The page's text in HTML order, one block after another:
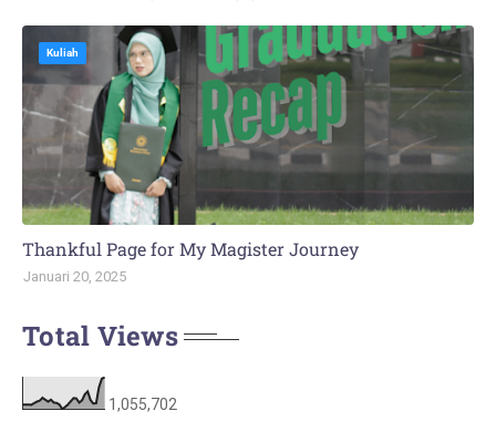
Kuliah
Thankful Page for My Magister Journey
Januari 20, 2025
Total Views
1,055,702